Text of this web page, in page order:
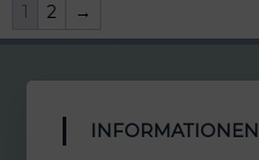
1 2 →
INFORMATIONEN